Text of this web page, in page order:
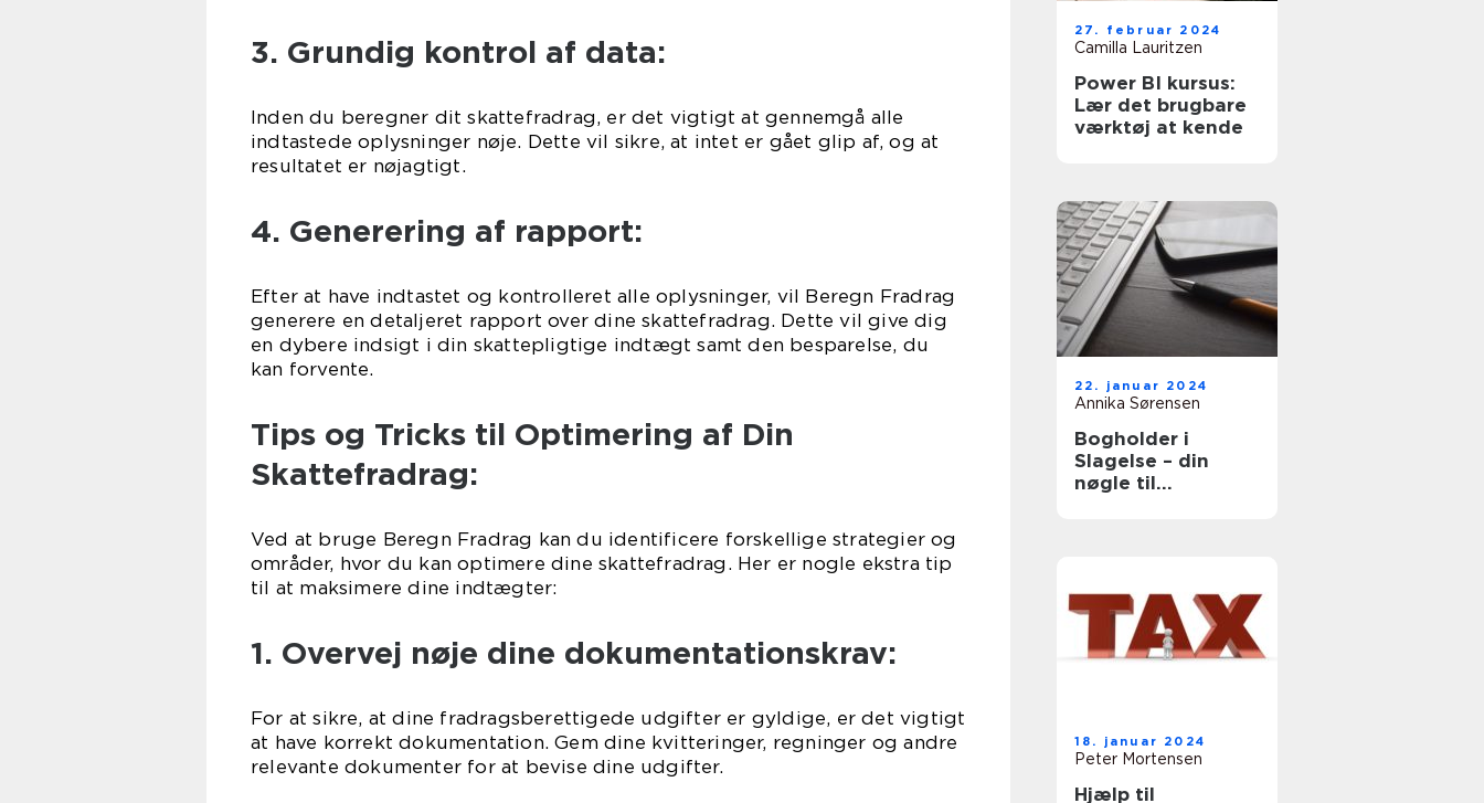
3. Grundig kontrol af data:
Inden du beregner dit skattefradrag, er det vigtigt at gennemgå alle
indtastede oplysninger nøje. Dette vil sikre, at intet er gået glip af, og at
resultatet er nøjagtigt.
4. Generering af rapport:
Efter at have indtastet og kontrolleret alle oplysninger, vil Beregn Fradrag
generere en detaljeret rapport over dine skattefradrag. Dette vil give dig
en dybere indsigt i din skattepligtige indtægt samt den besparelse, du
kan forvente.
Tips og Tricks til Optimering af Din
Skattefradrag:
Ved at bruge Beregn Fradrag kan du identificere forskellige strategier og
områder, hvor du kan optimere dine skattefradrag. Her er nogle ekstra tip
til at maksimere dine indtægter:
1. Overvej nøje dine dokumentationskrav:
For at sikre, at dine fradragsberettigede udgifter er gyldige, er det vigtigt
at have korrekt dokumentation. Gem dine kvitteringer, regninger og andre
relevante dokumenter for at bevise dine udgifter.
27. februar 2024
Camilla Lauritzen
Power BI kursus:
Lær det brugbare
værktøj at kende
22. januar 2024
Annika Sørensen
Bogholder i
Slagelse – din
nøgle til
18. januar 2024
Peter Mortensen
Hjælp til